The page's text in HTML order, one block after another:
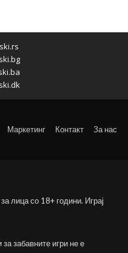
Маркетинг Контакт За нас
лица со 18+ години. Играј
забавните игри не е